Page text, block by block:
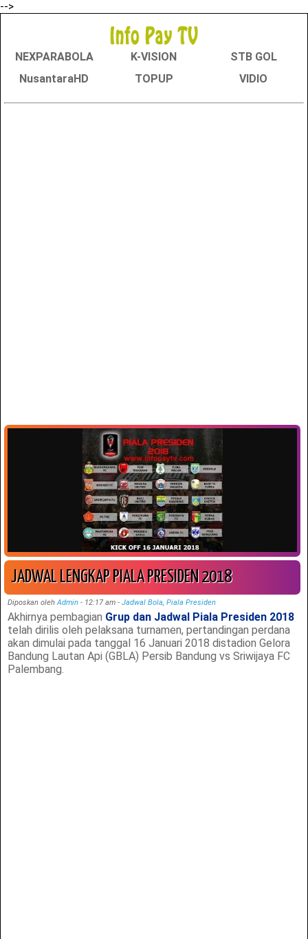
-->
NEXPARABOLA K-VISION
STB GOL
NusantaraHD
TOPUP VIDIO
JADWAL LENGKAP PIALA PRESIDEN 2018
Diposkan olehAdmin - 12:17 am- Jadwal Bola ,Piala Presiden
Akhirnya pembagian Grup dan Jadwal Piala Presiden 2018
telah dirilis oleh pelaksana turnamen, pertandingan perdana
akan dimulai pada tanggal 16 Januari 2018 distadion Gelora
Bandung Lautan Api (GBLA) Persib Bandung vs Sriwijaya FC
Palembang.